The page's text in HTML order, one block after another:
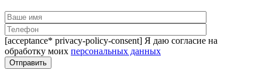
[acceptance* privacy-policy-consent] Я даю согласие на
обработку моих персональных данных